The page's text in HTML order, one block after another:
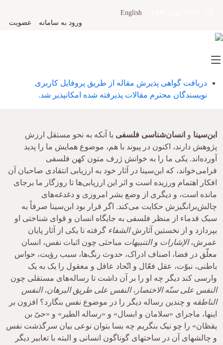
English
ورود به سامانه
عضویت
دریافت گواهی پذیرش مقاله از طریق پروفایل کاربری
نویسندگان محترم مقالات پذیرفته شده امکانپذیر شد.
ابن‌سینا و انسان‌شناسی فلسفی با آنکه به نحو مستقل ارزش
پژوهش دارند، اکنون در پیوند با هم، موضوع همایش ما را پدید
آورده‌اند. یکی ما را به خوانش ژرف متون کهن فلسفی
فرامی‌خواند، که ابن‌سینا در آثار خود به ارزیابی انتقادی صاحبان آن
افکار اهتمام ورزیده است و اثر این ارزیابی‌ها تا روزگار ما برجای
مانده است، و دیگری از وضع بشر امروزی و دغدغه‌های
چالش‌برانگیزش حکایت می‌کند. اگر قرار بود ابن‌سینا صرفاً به
سبک قدماء از منظر فلسفی به جایگاه انسان و قوای شناختی او
بپردازد و از نخستین آثارشالشفاء گرفته تا یکی از آثار پایان
عمرش،الإشارات و التنبیهات مباحثی چون اثبات نفس، انسان
معلّق در فضا، اصناف ادراک، حدوث رنگ‌ها، سبب رؤیت، حواس
باطنی، نبوّت، عقل فعّال و اتّحاد عاقل و معقول را یک به یک
وارسی کند دیگر چه او را بر آن داشت تا رساله‌های مستقلی چون
النفس علی سنّه الاختصار ،النفس علی طریق البرهان،النفس
الناطقه و چندین رساله دیگر را در موضوع نفس بنگارد؟ افزون بر
اینها، ماجرای «سلامان و ابسال» و «رساله الطیر» و «حیّ بن
یقظان» را چو نیک بنگریم چه بسا بتوان نوعی بیان سرگذشت نفس
و چالشهای آن در ساحتهای گوناگون انسانی و البته با تعابیر دیگر